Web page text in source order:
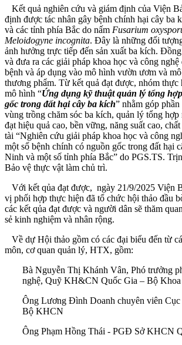
Kết quả nghiên cứu và giám định của Viện
định được tác nhân gây bệnh chính hại cây ba
và các tỉnh phía Bắc do nấm Fusarium
Meloidogyne incognita. Đây là những đối
ảnh hưởng trực tiếp đến sản xuất ba kích.
và đưa ra các giải pháp khoa học và công
bệnh và áp dụng vào mô hình vườn ươm và
thương phẩm. Từ kết quả đạt được, nhóm thực
mô hình “Ứng dụng kỹ thuậtquản lý tổng
gốc trong đất hại cây ba kích” nhằm góp
vùng trồng chăm sóc ba kích, quản lý tổng hợp
đạt hiệu quả cao, bền vững, năng suất cao,
tài “Nghiên cứu giải pháp khoa học và công
một số bệnh chính có nguồn gốc trong đất hại
Ninh và một số tỉnh phía Bắc” do PGS.TS.
Bảo vệ thực vật làm chủ trì.
Với kết qủa đạt được, ngày 21/9/2025 Viện
vị phối hợp thực hiện đã tổ chức hội thảo đầu
các kết qủa đạt được và người dân sẽ thăm
sẻ kinh nghiệm và nhân rộng.
Về dự Hội thảo gồm có các đại biểu đến từ
môn, cơ quan quản lý, HTX, gồm:
Bà Nguyễn Thị Khánh Vân, Phó trưởng
nghệ, Quỹ KH&CN Quốc Gia – Bộ Khoa
Ông Lương Đình Doanh chuyên viên
Bộ KHCN
Ông Phạm Hồng Thái - PGĐ Sở KHCN